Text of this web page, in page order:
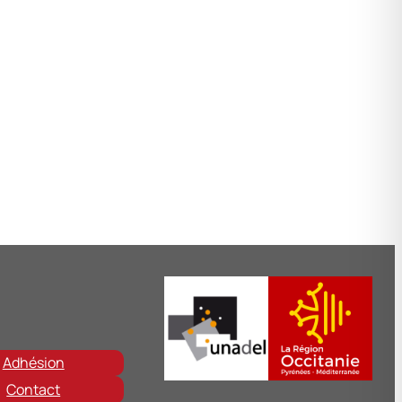
Adhésion
Contact